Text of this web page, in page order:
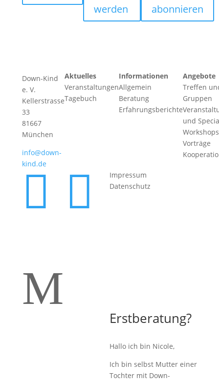
werden
abonnieren
Down-Kind
e. V.
Kellerstrasse
33
81667
München
info@down-
kind.de
Aktuelles
Veranstaltungen
Tagebuch
Informationen
Allgemein
Beratung
Erfahrungsberichte
Angebote
Treffen
Gruppen
und
Vorträge
 
Impressum
Datenschutz
M
Erstberatung?
Hallo ich bin Nicole,
Ich bin selbst Mutter einer
Tochter mit Down-